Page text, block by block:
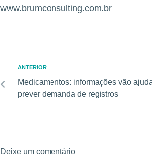
www.brumconsulting.com.br
ANTERIOR
Medicamentos: informações vão
prever demanda de registros
Deixe um comentário